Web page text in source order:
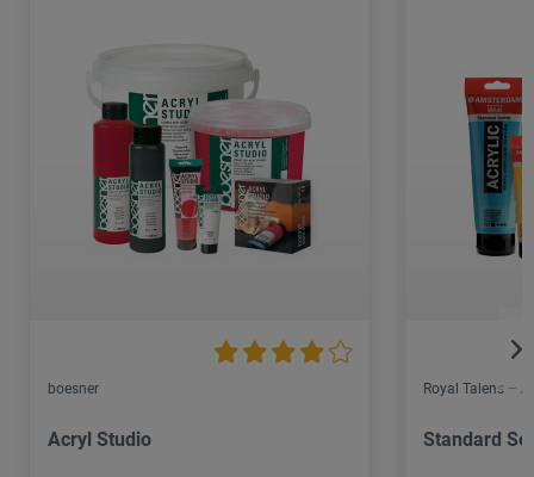
boesner
Acryl Studio
Royal Talens –
Standard